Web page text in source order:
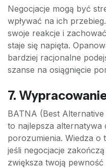
Negocjacje mogą być
wpływać na ich
swoje reakcje i
staje się napięta.
bardziej racjonalne
szanse na osiągnięcie
7.
BATNA (Best
to najlepsza alternatywa
porozumienia. Wiedza o
jeśli negocjacje
zwiększa twoją pewność